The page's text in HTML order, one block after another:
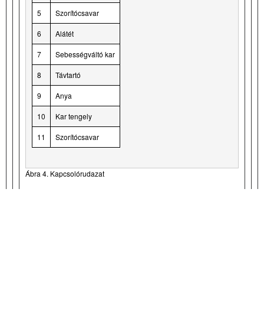
5 Szorítócsavar
6 Alátét
7 Sebességváltó kar
8 Távtartó
9 Anya
10 Kar tengely
11 Szorítócsavar
Ábra 4. Kapcsolórudazat